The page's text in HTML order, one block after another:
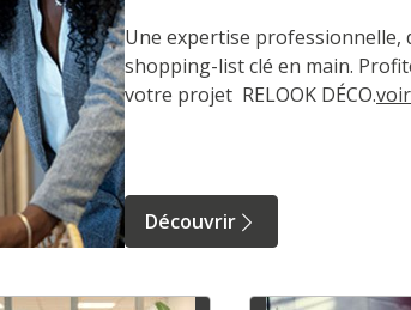
Une expertise professionnelle,
shopping-list clé en main.
votre projet RELOOK DÉCO.
Découvrir